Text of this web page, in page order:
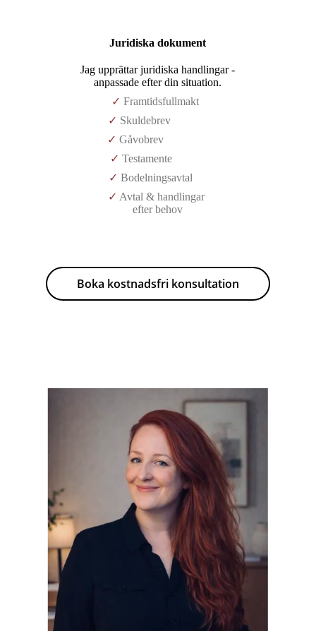
Juridiska dokument
Jag upprättar juridiska handlingar -
anpassade efter din situation.
✓ Framtidsfullmakt
✓ Skuldebrev
✓ Gåvobrev
✓ Testamente
✓Bodelningsavtal
✓ Avtal & handlingar
efter behov
Boka kostnadsfri konsultation